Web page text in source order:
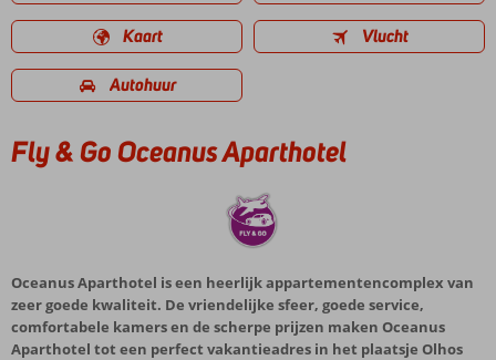
Kaart Vlucht
Autohuur
Fly & Go Oceanus Aparthotel
Oceanus Aparthotel is een heerlijk appartementencomplex van
zeer goede kwaliteit. De vriendelijke sfeer, goede service,
comfortabele kamers en de scherpe prijzen maken Oceanus
Aparthotel tot een perfect vakantieadres in het plaatsje Olhos